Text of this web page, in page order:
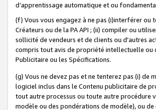
d’apprentissage automatique et ou
(f) Vous vous engagez à ne pas (i)interférer ou
Créateurs ou de la PA API ; (ii) compiler ou
sollicité de vendeurs et de clients ou d'autres
compris tout avis de propriété intellectuelle ou
Publicitaire ou les Spécifications.
(g) Vous ne devez pas et ne tenterez pas (i)
logiciel inclus dans le Contenu publicitaire de
tout autre processus ou toute autre procédure
modèle ou des pondérations de modèle), ou de